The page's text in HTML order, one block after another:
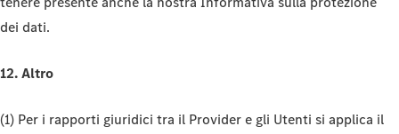
dei dati.
12. Altro
(1) Per i rapporti giuridici tra il Provider e gli Utenti si applica il